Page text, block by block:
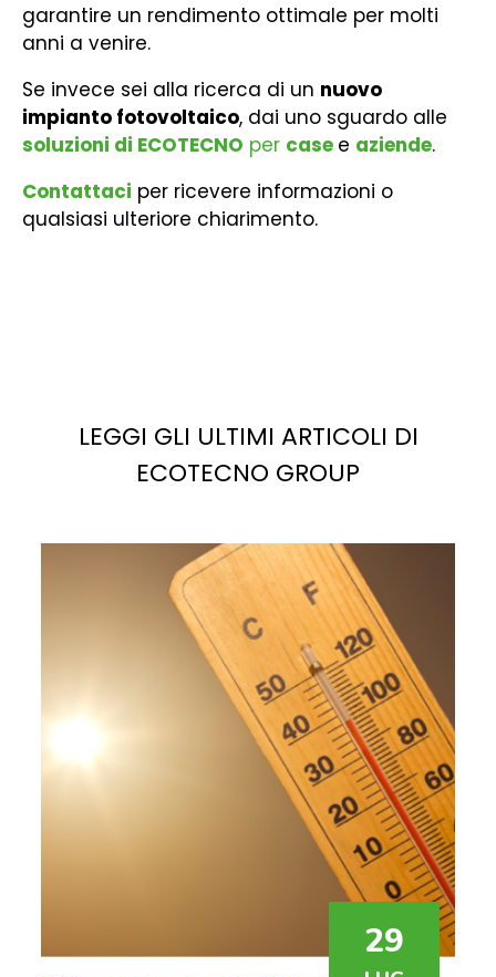
garantire un rendimento ottimale per molti
anni a venire.
Se invece sei alla ricerca di un nuovo
impianto fotovoltaico, dai uno sguardo alle
soluzioni di ECOTECNO per case e aziende.
Contattaci per ricevere informazioni o
qualsiasi ulteriore chiarimento.
potenziale sul pianeta. Se sfruttata correttamente,
potrebbe facilmente soddisfare, e superare, la
domanda di elettricità attuale e futura.
LEGGI GLI ULTIMI ARTICOLI DI
ECOTECNO GROUP
29